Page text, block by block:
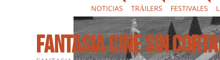
NOTICIAS TRÁILERS FESTIVALES
FANTASIA CINE SIN